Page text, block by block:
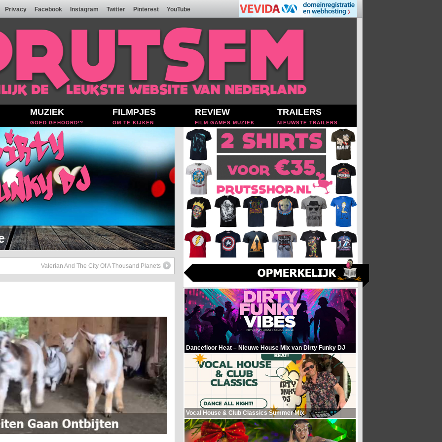
Privacy Facebook Instagram Twitter Pinterest YouTube
MUZIEK
GOED GEHOORD!?
FILMPJES
OM TE KIJKEN
REVIEW
FILM GAMES MUZIEK
TRAILERS
NIEUWSTE TRAILERS
Beats
Valerian And The City Of A Thousand Planets
Dancefloor Heat – Nieuwe House Mix van Dirty Funky DJ
Vocal House & Club Classics Summer Mix